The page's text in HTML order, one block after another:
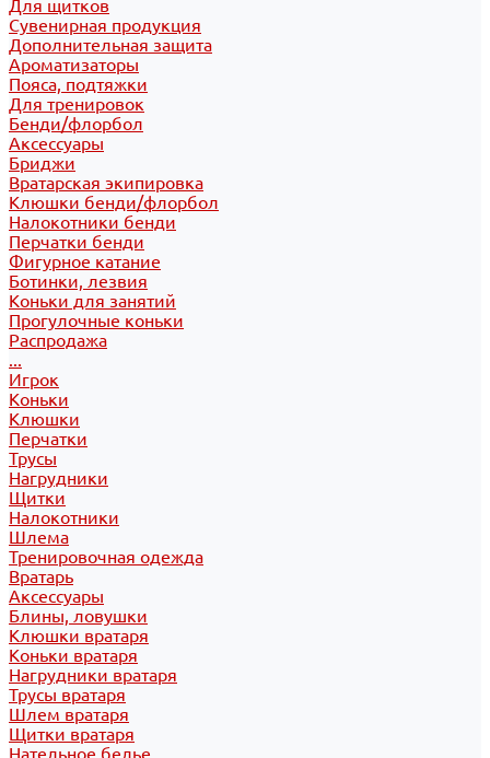
Для щитков
Сувенирная продукция
Дополнительная защита
Ароматизаторы
Пояса, подтяжки
Для тренировок
Бенди/флорбол
Аксессуары
Бриджи
Вратарская экипировка
Клюшки бенди/флорбол
Налокотники бенди
Перчатки бенди
Фигурное катание
Ботинки, лезвия
Коньки для занятий
Прогулочные коньки
Распродажа
...
Игрок
Коньки
Клюшки
Перчатки
Трусы
Нагрудники
Щитки
Налокотники
Шлема
Тренировочная одежда
Вратарь
Аксессуары
Блины, ловушки
Клюшки вратаря
Коньки вратаря
Нагрудники вратаря
Трусы вратаря
Шлем вратаря
Щитки вратаря
Нательное белье